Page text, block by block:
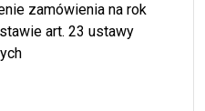
zamówienia na rok
art. 23 ustawy